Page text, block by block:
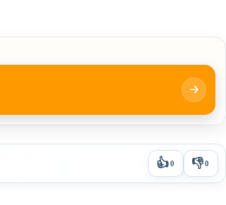
👍0 👎0